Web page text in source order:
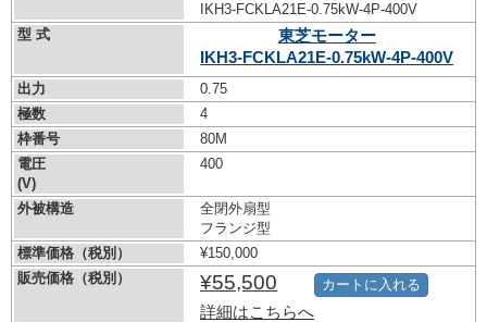
IKH3-FCKLA21E-0.75kW-4P-400V
型 式
東芝モーター
IKH3-FCKLA21E-0.75kW-4P-400V
出力
0.75
極数
4
枠番号
80M
電圧
(V)
400
外被構造
全閉外扇型
フランジ型
標準価格（税別）
¥150,000
販売価格（税別）
¥55,500
詳細はこちらへ
カートに入れる